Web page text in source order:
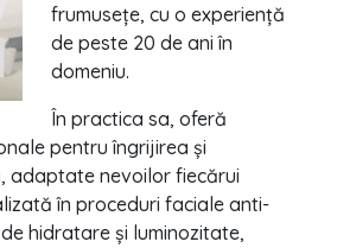
frumusețe, cu o experiență
de peste 20 de ani în
domeniu.
În practica sa, oferă
pentru îngrijirea și
adaptate nevoilor fiecărui
în proceduri faciale anti-
hidratare și luminozitate,